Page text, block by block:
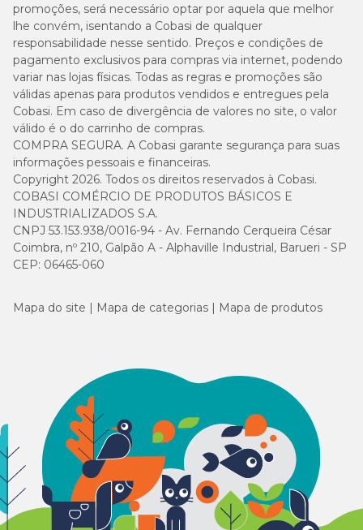
promoções, será necessário optar por aquela que melhor
lhe convém, isentando a Cobasi de qualquer
responsabilidade nesse sentido. Preços e condições de
pagamento exclusivos para compras via internet, podendo
variar nas lojas físicas. Todas as regras e promoções são
válidas apenas para produtos vendidos e entregues pela
Cobasi. Em caso de divergência de valores no site, o valor
válido é o do carrinho de compras.
COMPRA SEGURA. A Cobasi garante segurança para suas
informações pessoais e financeiras.
Copyright 2026. Todos os direitos reservados à Cobasi.
COBASI COMÉRCIO DE PRODUTOS BÁSICOS E
INDUSTRIALIZADOS S.A.
CNPJ 53.153.938/0016-94 - Av. Fernando Cerqueira César
Coimbra, nº 210, Galpão A - Alphaville Industrial, Barueri - SP
CEP: 06465-060
Mapa do site Mapa de categorias Mapa de produtos